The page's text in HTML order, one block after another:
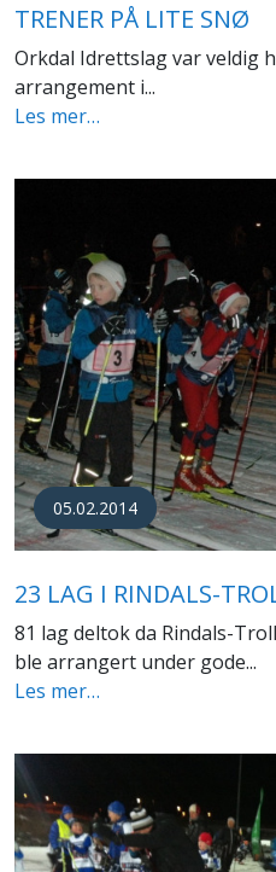
TRENER PÅ LITE SNØ
Orkdal Idrettslag var veldig
arrangement i...
Les mer…
05.02.2014
23 LAG I RINDALS-
81 lag deltok da Rindals-
ble arrangert under gode...
Les mer…